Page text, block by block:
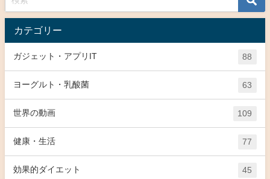
カテゴリー
ガジェット・アプリIT 88
ヨーグルト・乳酸菌 63
世界の動画 109
健康・生活 77
効果的ダイエット 45